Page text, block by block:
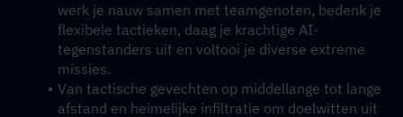
werk je nauw samen met teamgenoten, bedenk je
flexibele tactieken, daag je krachtige AI-
tegenstanders uit en voltooi je diverse extreme
missies.
Van tactische gevechten op middellange tot lange
afstand en heimelijke infiltratie om doelwitten uit